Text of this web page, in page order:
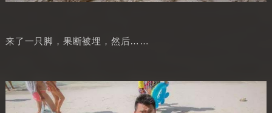
来了一只脚，果断被埋，然后……